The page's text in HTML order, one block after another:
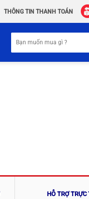
THÔNG TIN THANH TOÁN
kiếm:
HỖ TRỢ TRỰC